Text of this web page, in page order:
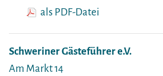
als PDF-Datei
Schweriner Gästeführer e.V.
Am Markt 14